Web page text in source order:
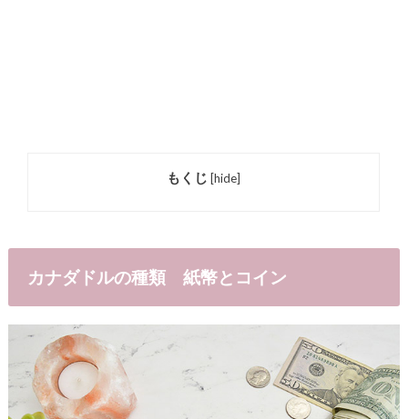
もくじ [hide]
カナダドルの種類 紙幣とコイン